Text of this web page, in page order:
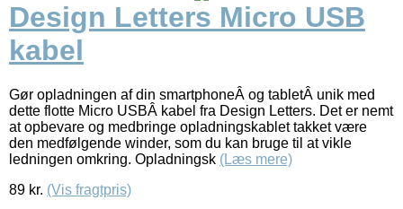
Design Letters Micro USB
kabel
Gør opladningen af din smartphoneÂ og tabletÂ unik med
dette flotte Micro USBÂ kabel fra Design Letters. Det er nemt
at opbevare og medbringe opladningskablet takket være
den medfølgende winder, som du kan bruge til at vikle
ledningen omkring. Opladningsk (Læs mere)
89 kr. (Vis fragtpris)